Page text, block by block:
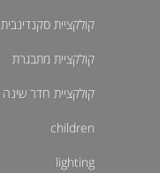
קולקציית סקנדינבית
קולקציית מתבגרת
קולקציית חדר שינה
children
lighting